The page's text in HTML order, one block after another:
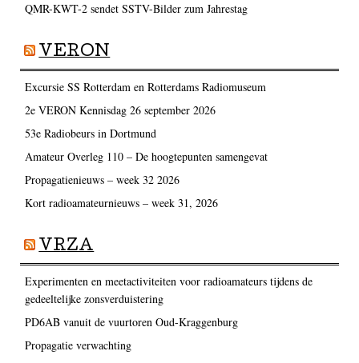
QMR-KWT-2 sendet SSTV-Bilder zum Jahrestag
VERON
Excursie SS Rotterdam en Rotterdams Radiomuseum
2e VERON Kennisdag 26 september 2026
53e Radiobeurs in Dortmund
Amateur Overleg 110 – De hoogtepunten samengevat
Propagatienieuws – week 32 2026
Kort radioamateurnieuws – week 31, 2026
VRZA
Experimenten en meetactiviteiten voor radioamateurs tijdens de
gedeeltelijke zonsverduistering
PD6AB vanuit de vuurtoren Oud-Kraggenburg
Propagatie verwachting